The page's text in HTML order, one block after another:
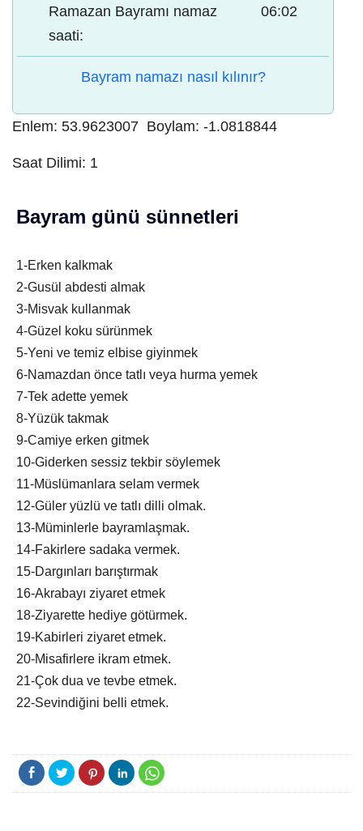
Ramazan Bayramı namaz
saati:
06:02
Bayram namazı nasıl kılınır?
Enlem: 53.9623007 Boylam: -1.0818844
Saat Dilimi: 1
Bayram günü sünnetleri
1-Erken kalkmak
2-Gusül abdesti almak
3-Misvak kullanmak
4-Güzel koku sürünmek
5-Yeni ve temiz elbise giyinmek
6-Namazdan önce tatlı veya hurma yemek
7-Tek adette yemek
8-Yüzük takmak
9-Camiye erken gitmek
10-Giderken sessiz tekbir söylemek
11-Müslümanlara selam vermek
12-Güler yüzlü ve tatlı dilli olmak.
13-Müminlerle bayramlaşmak.
14-Fakirlere sadaka vermek.
15-Dargınları barıştırmak
16-Akrabayı ziyaret etmek
18-Ziyarette hediye götürmek.
19-Kabirleri ziyaret etmek.
20-Misafirlere ikram etmek.
21-Çok dua ve tevbe etmek.
22-Sevindiğini belli etmek.